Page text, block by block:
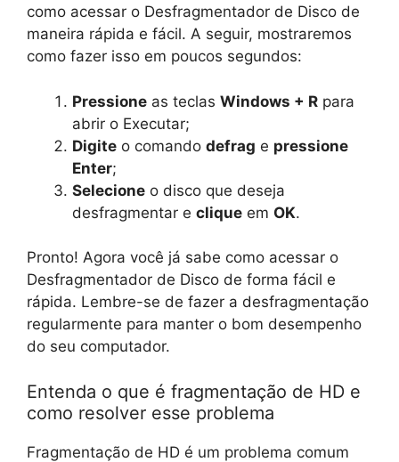
como acessar o Desfragmentador de Disco de
maneira rápida e fácil. A seguir, mostraremos
como fazer isso em poucos segundos:
Pressione as teclas Windows + R para
abrir o Executar;
Digite o comando defrag e pressione
Enter;
Selecione o disco que deseja
desfragmentar e clique em OK.
Pronto! Agora você já sabe como acessar o
Desfragmentador de Disco de forma fácil e
rápida. Lembre-se de fazer a desfragmentação
regularmente para manter o bom desempenho
do seu computador.
Entenda o que é fragmentação de HD e
como resolver esse problema
Fragmentação de HD é um problema comum